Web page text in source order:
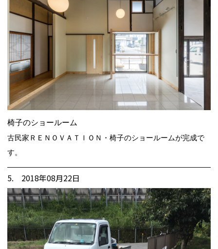
椅子のショールーム
古民家ＲＥＮＯＶＡＴＩＯＮ・椅子のショールームが完成で
す。
5. 2018年08月22日